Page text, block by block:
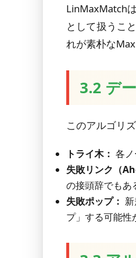
LinMaxMatch
として扱うこ
れが素朴な
3.2 デ
このアルゴリ
トライ木： 各
失敗リンク（
の接頭辞でもあ
失敗ポップ：
プ」する可能性